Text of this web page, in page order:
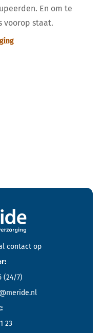
En om te
voorop staat.
contact op
(24/7)
23